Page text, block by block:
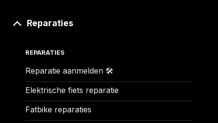
Reparaties
REPARATIES
Reparatie aanmelden 🛠️
Elektrische fiets reparatie
Fatbike reparaties